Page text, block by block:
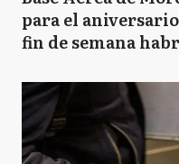
para el
fin de semana